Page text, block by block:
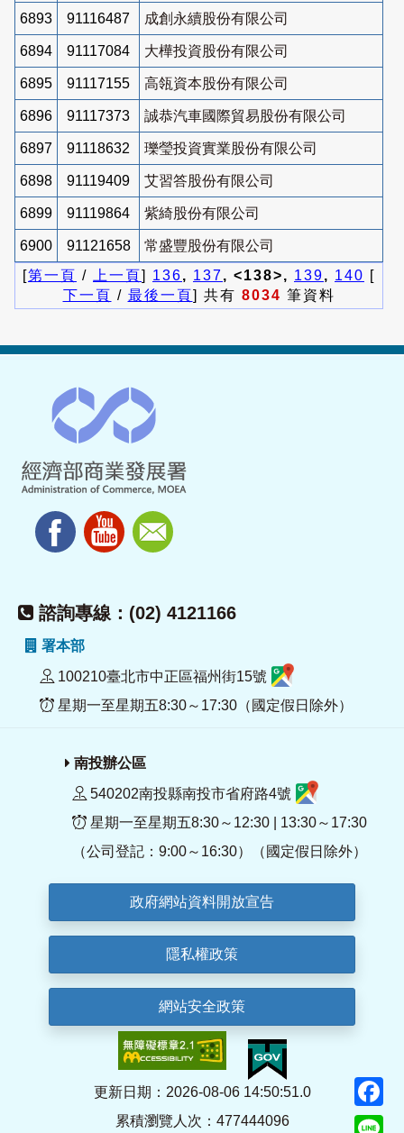
6893 91116487 成創永續股份有限公司
6894 91117084 大樺投資股份有限公司
6895 91117155 高瓴資本股份有限公司
6896 91117373 誠恭汽車國際貿易股份有限公司
6897 91118632 瓅瑩投資實業股份有限公司
6898 91119409 艾習答股份有限公司
6899 91119864 紫綺股份有限公司
6900 91121658
常盛豐股份有限公司
[第一頁 / 上一頁] 136, 137, <138>, 139, 140 [
下一頁 / 最後一頁] 共有 8034 筆資料
諮詢專線：(02) 4121166
署本部
100210臺北市中正區福州街15號
星期一至星期五8:30～17:30（國定假日除外）
南投辦公區
540202南投縣南投市省府路4號
星期一至星期五8:30～12:30 | 13:30～17:30
（公司登記：9:00～16:30）（國定假日除外）
政府網站資料開放宣告
隱私權政策
網站安全政策
更新日期：2026-08-06 14:50:51.0
累積瀏覽人次：477444096